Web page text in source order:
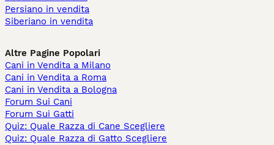
Persiano in vendita
Siberiano in vendita
Altre Pagine Popolari
Cani in Vendita a Milano
Cani in Vendita a Roma
Cani in Vendita a Bologna
Forum Sui Cani
Forum Sui Gatti
Quiz: Quale Razza di Cane Scegliere
Quiz: Quale Razza di Gatto Scegliere